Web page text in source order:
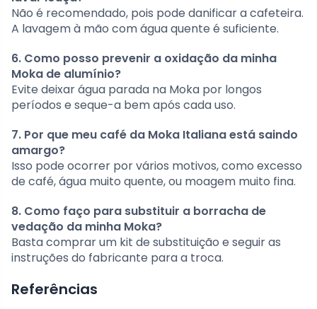
Não é recomendado, pois pode danificar a cafeteira.
A lavagem à mão com água quente é suficiente.
6. Como posso prevenir a oxidação da minha
Moka de alumínio?
Evite deixar água parada na Moka por longos
períodos e seque-a bem após cada uso.
7. Por que meu café da Moka Italiana está saindo
amargo?
Isso pode ocorrer por vários motivos, como excesso
de café, água muito quente, ou moagem muito fina.
8. Como faço para substituir a borracha de
vedação da minha Moka?
Basta comprar um kit de substituição e seguir as
instruções do fabricante para a troca.
Referências